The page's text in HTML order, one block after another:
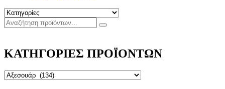
ΚΑΤΗΓΟΡΙΕΣ ΠΡΟΪΟΝΤΩΝ